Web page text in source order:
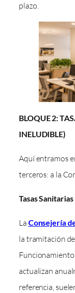
plazo.
BLOQUE 2:
INELUDIBLE)
Aquí entramos
terceros: a la
Tasas
La Consejería
la tramitación
actualizan
referencia,